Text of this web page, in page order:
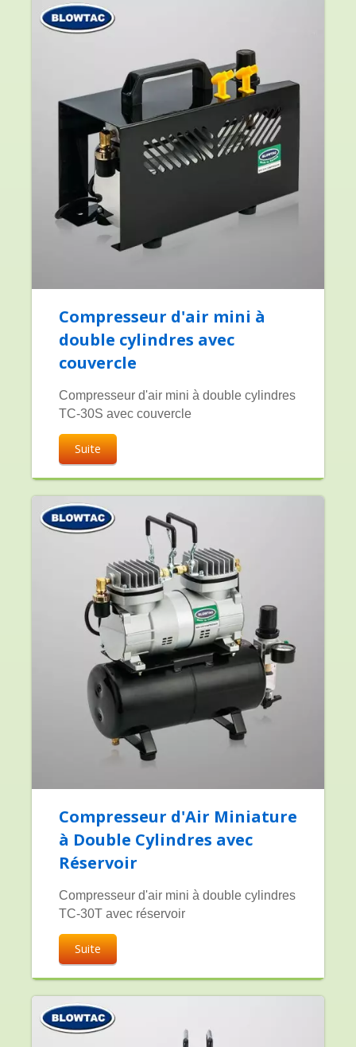
Compresseur d'air mini à
double cylindres avec
couvercle
Compresseur d'air mini à double cylindres
TC-30S avec couvercle
Suite
Compresseur d'Air Miniature
à Double Cylindres avec
Réservoir
Compresseur d'air mini à double cylindres
TC-30T avec réservoir
Suite